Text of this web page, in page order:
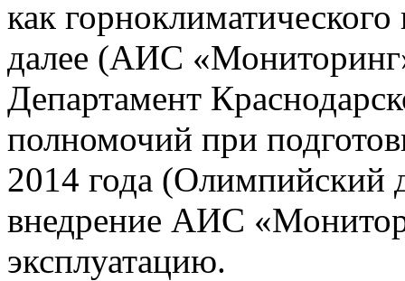
как
далее (АИС
Департамент
полномочий при
2014 года (Олимпийский
внедрение АИС
эксплуатацию.